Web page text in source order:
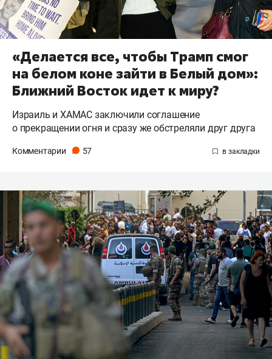
«Делается все, чтобы Трамп смог
на белом коне зайти в Белый дом»:
Ближний Восток идет к миру?
Израиль и ХАМАС заключили соглашение
о прекращении огня и сразу же обстреляли друг друга
Комментарии 57